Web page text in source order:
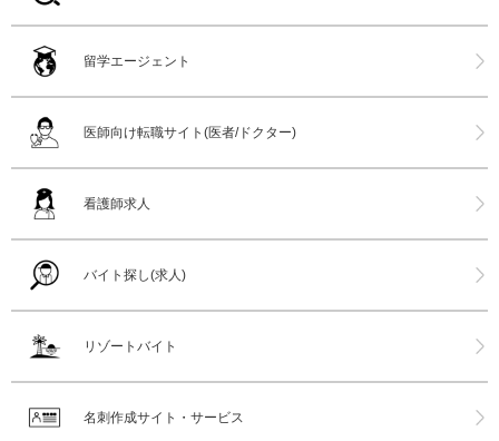
留学エージェント
医師向け転職サイト(医者/ドクター)
看護師求人
バイト探し(求人)
リゾートバイト
名刺作成サイト・サービス